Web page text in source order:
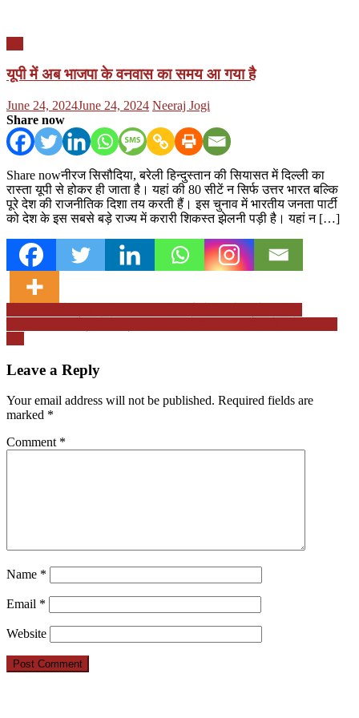
यूपी में अब भाजपा के वनवास का समय आ गया है
Posted
on
June 24, 2024June 24, 2024 Author
Neeraj Jogi
Share now
Share nowनीरज सिसौदिया, बरेली हिन्दुस्तान की सियासत में दिल्ली का
रास्ता यूपी से होकर ही जाता है। यहां की 80 सीटें न सिर्फ उत्तर भारत बल्कि
पूरे देश की राजनीतिक दिशा तय करती हैं। इस चुनाव में भारतीय जनता पार्टी
को देश के इस सबसे बड़े राज्य में करारी शिकस्त झेलनी पड़ी है। यहां न […]
Post
navigation
Leave a Reply
Your email address will not be published. Required fields are
marked *
Comment *
Name *
Email *
Website